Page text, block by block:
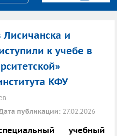
и
к учебе в
КФУ
публикации: 27.02.2026
учебный